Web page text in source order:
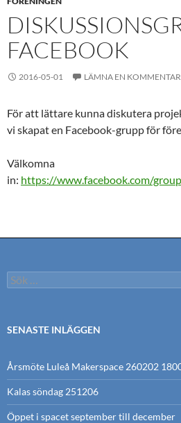
FACEBOOK
2016-05-01 LÄMNA EN KOMMENTAR
För att lättare kunna diskutera
vi skapat en Facebook-grupp för
Välkomna
in: https://www.facebook.com/
Sök
efter:
SENASTE INLÄGGEN
Årsmöte Luleå Makerspace 260202
Kalas söndag 251206
Öppet i spacet september till december